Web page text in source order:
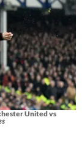
United vs